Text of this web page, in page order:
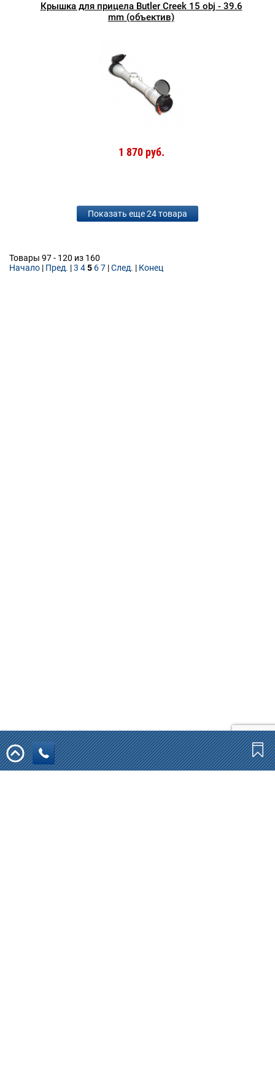
Крышка для прицела Butler Creek 15 obj - 39.6
mm (объектив)
1 870 руб.
Показать еще 24 товара
Товары 97 - 120 из 160
Начало | Пред. |3 45 67 |След. | Конец